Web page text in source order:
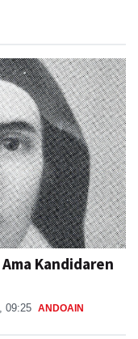
Kandidaren
09:25 ANDOAIN